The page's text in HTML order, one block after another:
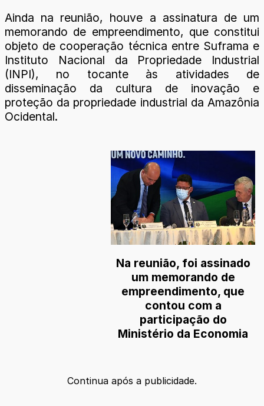
Ainda na reunião, houve a assinatura de um
memorando de empreendimento, que constitui
objeto de cooperação técnica entre Suframa e
Instituto Nacional da Propriedade Industrial
(INPI), no tocante às atividades de
disseminação da cultura de inovação e
proteção da propriedade industrial da Amazônia
Ocidental.
Na reunião, foi assinado
um memorando de
empreendimento, que
contou com a
participação do
Ministério da Economia
Continua após a publicidade.